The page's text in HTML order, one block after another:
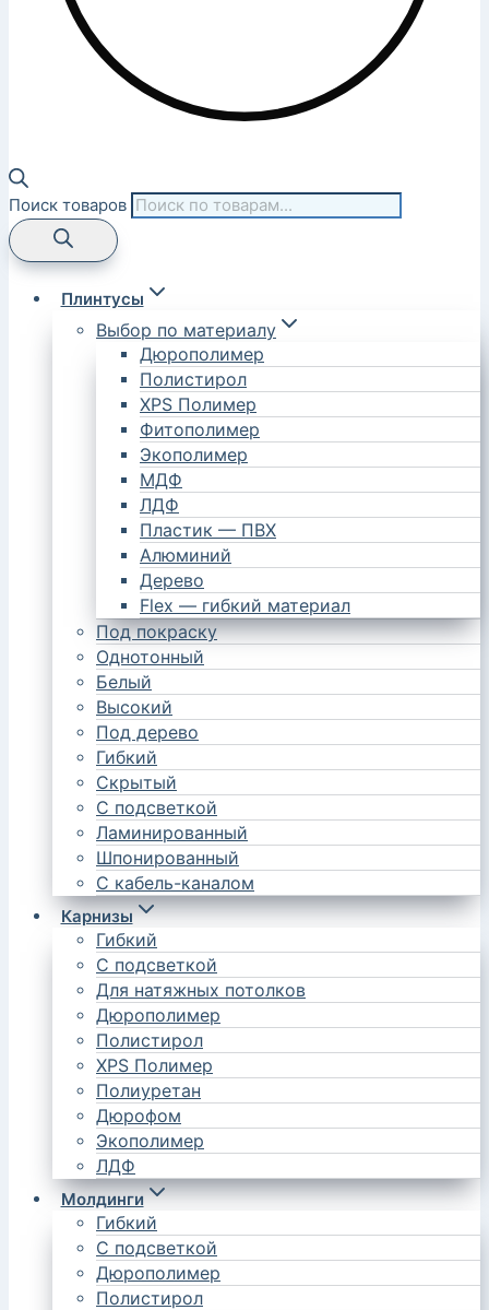
Поиск товаров
Плинтусы
Выбор по материалу
Дюрополимер
Полистирол
XPS Полимер
Фитополимер
Экополимер
МДФ
ЛДФ
Пластик — ПВХ
Алюминий
Дерево
Flex — гибкий материал
Под покраску
Однотонный
Белый
Высокий
Под дерево
Гибкий
Скрытый
С подсветкой
Ламинированный
Шпонированный
С кабель-каналом
Карнизы
Гибкий
С подсветкой
Для натяжных потолков
Дюрополимер
Полистирол
XPS Полимер
Полиуретан
Дюрофом
Экополимер
ЛДФ
Молдинги
Гибкий
С подсветкой
Дюрополимер
Полистирол